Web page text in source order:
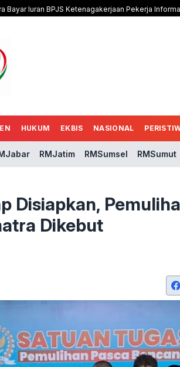
Bayar Iuran BPJS Ketenagakerjaan Pekerja
HUKUM EKBIS NASIONAL
RMJatim RMSumsel RMSumut
Disiapkan,
Dikebut